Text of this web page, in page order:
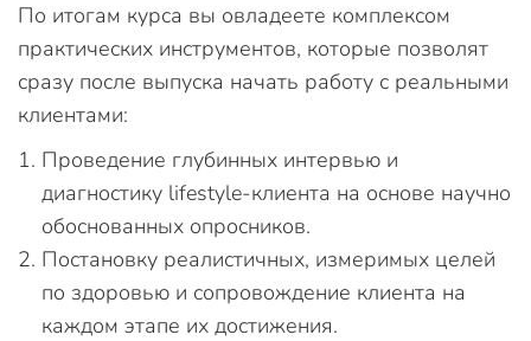
По итогам курса вы овладеете комплексом
практических инструментов, которые позволят
сразу после выпуска начать работу с реальными
клиентами:
Проведение глубинных интервью и
диагностику lifestyle-клиента на основе научно
обоснованных опросников.
Постановку реалистичных, измеримых целей
по здоровью и сопровождение клиента на
каждом этапе их достижения.